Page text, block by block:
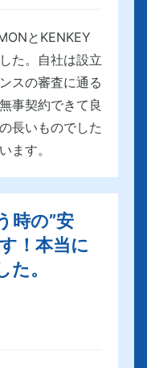
とKENKEY
た。自社は設立
スの審査に通る
事契約できて良
長いものでした
ます。
時の”安
！本当に
た。